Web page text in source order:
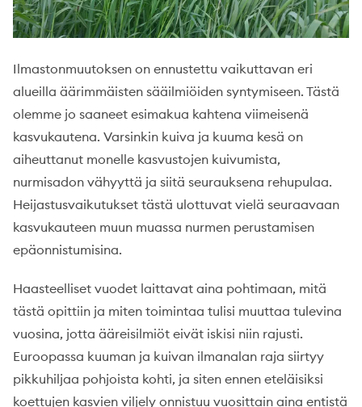
Ilmastonmuutoksen on ennustettu vaikuttavan eri
alueilla äärimmäisten sääilmiöiden syntymiseen. Tästä
olemme jo saaneet esimakua kahtena viimeisenä
kasvukautena. Varsinkin kuiva ja kuuma kesä on
aiheuttanut monelle kasvustojen kuivumista,
nurmisadon vähyyttä ja siitä seurauksena rehupulaa.
Heijastusvaikutukset tästä ulottuvat vielä seuraavaan
kasvukauteen muun muassa nurmen perustamisen
epäonnistumisina.
Haasteelliset vuodet laittavat aina pohtimaan, mitä
tästä opittiin ja miten toimintaa tulisi muuttaa tulevina
vuosina, jotta ääreisilmiöt eivät iskisi niin rajusti.
Euroopassa kuuman ja kuivan ilmanalan raja siirtyy
pikkuhiljaa pohjoista kohti, ja siten ennen eteläisiksi
koettujen kasvien viljely onnistuu vuosittain aina entistä